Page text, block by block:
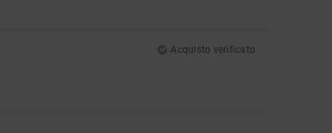
Acquisto verificato